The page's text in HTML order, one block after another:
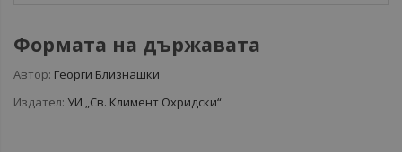
Формата на държавата
Автор: Георги Близнашки
Издател: УИ „Св. Климент Охридски“